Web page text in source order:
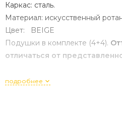
Каркас: сталь.
Материал: искусственный
Цвет:
Подушки в комплекте (4+4).
отличаться от
Размер коробки: 177 х87х76, вес
подробнее